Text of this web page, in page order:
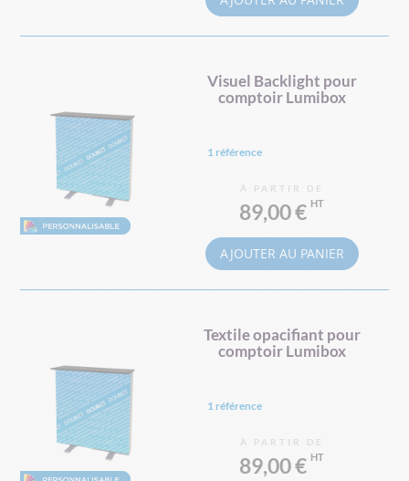
Visuel Backlight pour
comptoir Lumibox
1 référence
À PARTIR DE
89,00 €
AJOUTER AU PANIER
Textile opacifiant pour
comptoir Lumibox
1 référence
À PARTIR DE
89,00 €